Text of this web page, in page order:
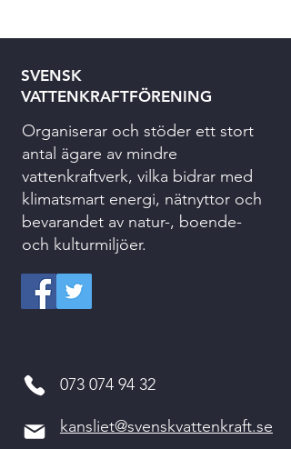
SVENSK
VATTENKRAFTFÖRENING
Organiserar och stöder ett stort
antal ägare av mindre
vattenkraftverk, vilka bidrar med
klimatsmart energi, nätnyttor och
bevarandet av natur-, boende-
och kulturmiljöer.
073 074 94 32
kansliet@svenskvattenkraft.se